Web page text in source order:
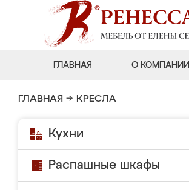
ГЛАВНАЯ О КОМПАНИИ
ГЛАВНАЯ → КРЕСЛА
Кухни
Распашные шкафы